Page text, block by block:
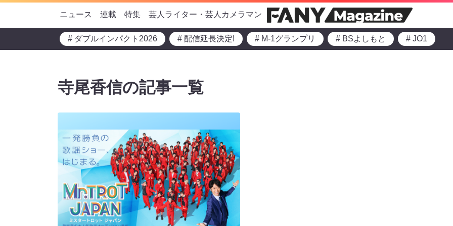
ニュース 連載 特集 芸人ライター・芸人カメラマン
# ダブルインパクト2026 # 配信延長決定! # M-1グランプリ # BSよしもと # JO1
寺尾香信の記事一覧